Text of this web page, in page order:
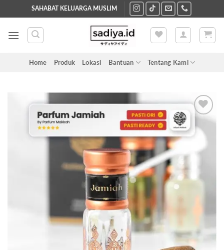
to
content
SAHABAT KELUARGA MUSLIM
Home Produk Lokasi Bantuan Tentang Kami
wishlist